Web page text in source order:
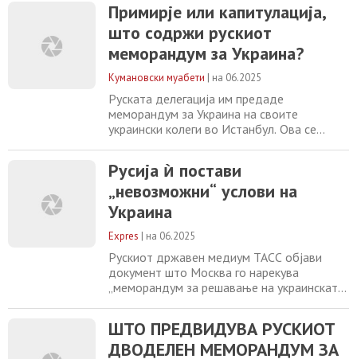
Нападите се случија неколку часа по
мировните преговори во Турција на кои
Киев и Москва се согласија да разменат
затвореници и тела на убиени војници.
Украинците
Примирје или капитулација,
што содржи рускиот
меморандум за Украина?
Кумановски муабети | на 06.2025
Руската делегација им предаде
меморандум за Украина на своите
украински колеги во Истанбул. Ова се
решавање на украинската криза содржи
три дела со две опции за услови за прекин
на огнот и 31 точка. – Првата опција за
прекин на огнот за Киев – целосно
повлекување на украинските вооружени
Русија ѝ постави
„невозможни“ услови на
Украина
Expres | на 06.2025
Рускиот државен медиум ТАСС објави
документ што Москва го нарекува
„меморандум за решавање на украинската
денес. Украинската страна соопшти дека
мора да го проучат пред да одговорат.
ШТО ПРЕДВИДУВА РУСКИОТ
ДВОДЕЛЕН МЕМОРАНДУМ ЗА